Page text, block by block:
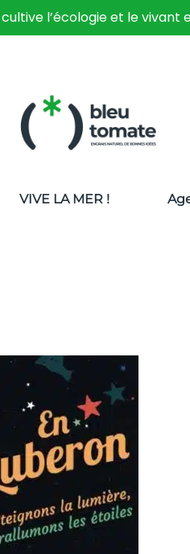
cultive l’écologie et le vivant
VIVE LA MER !